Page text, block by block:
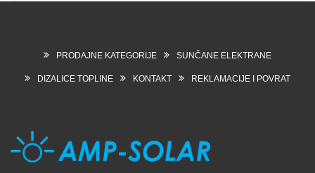
PRODAJNE KATEGORIJE SUNČANE ELEKTRANE
DIZALICE TOPLINE KONTAKT REKLAMACIJE I POVRAT